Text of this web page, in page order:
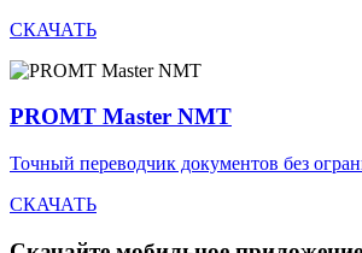
СКАЧАТЬ
PROMT Master NMT
Точный переводчик документов без
СКАЧАТЬ